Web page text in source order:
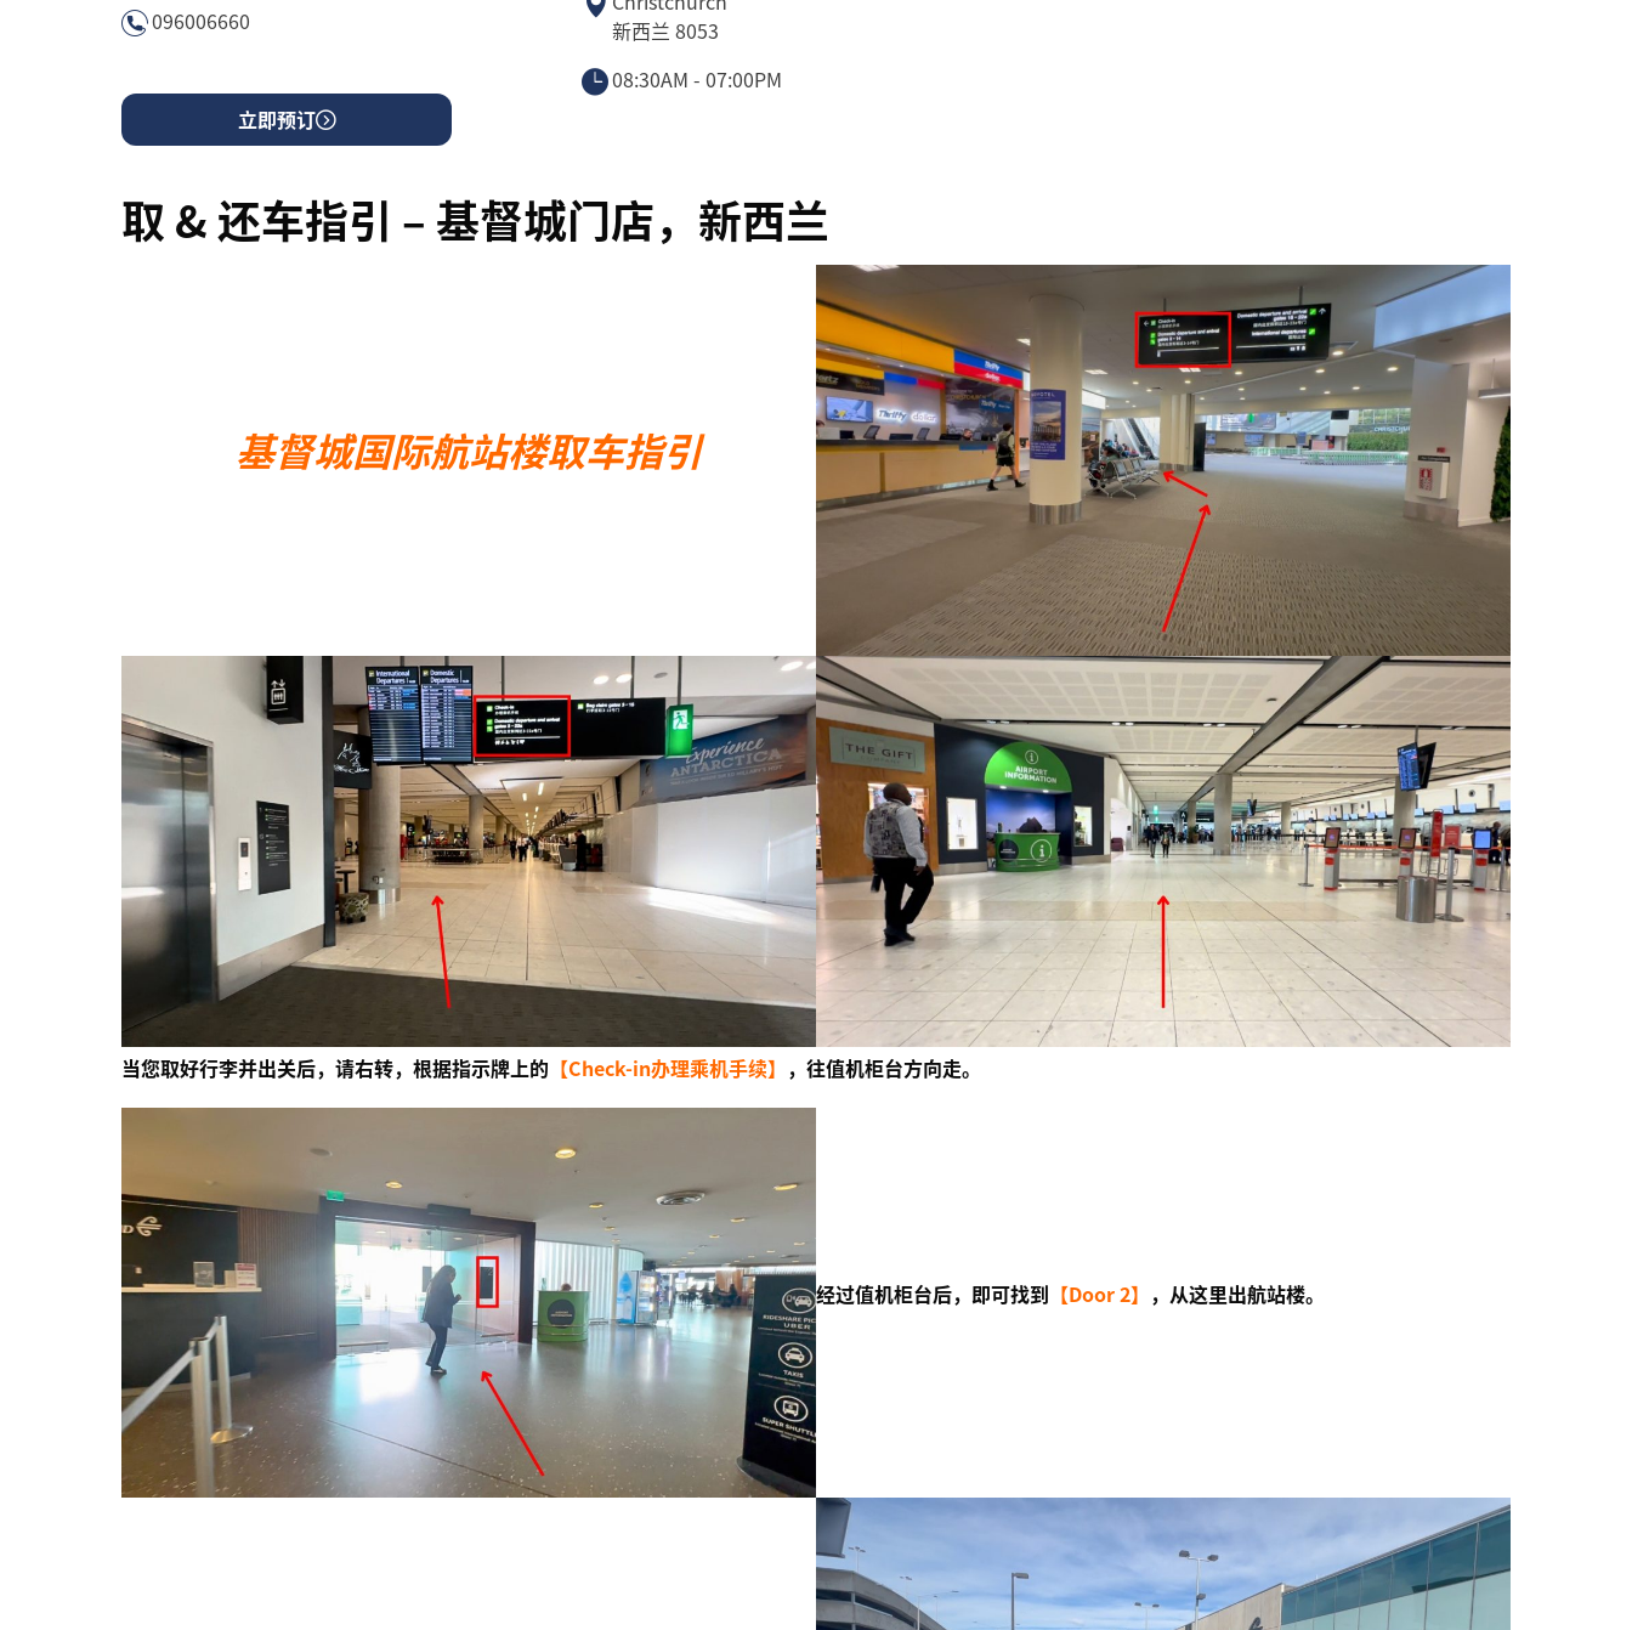
立即预订
096006660
新西兰 8053
08:30AM - 07:00PM
取 & 还车指引 – 基督城门店，新西兰
基督城国际航站楼取车指引
当您取好行李并出关后，请右转，根据指示牌上的 【Check-in办理乘机手续】 ，往值机柜台方向走。
经过值机柜台后，即可找到 【Door 2】 ，从这里出航站楼。